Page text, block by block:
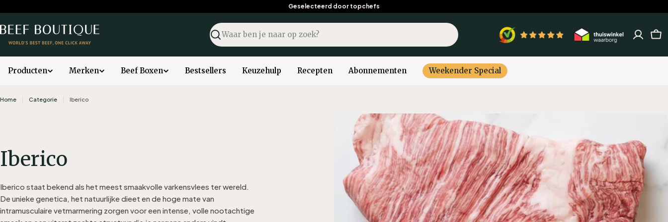
inhoud
Geselecteerd door topchefs
Zoekopdracht
Producten Merken Beef Boxen Bestsellers Keuzehulp Recepten Abonnementen Weekender Special
Home Categorie Iberico
C
a
t
Iberico
Iberico staat bekend als het meest smaakvolle varkensvlees ter wereld.
De unieke genetica, het natuurlijke dieet en de hoge mate van
intramusculaire vetmarmering zorgen voor een intense, volle nootachtige